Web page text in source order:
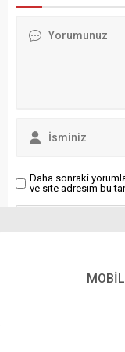
İstanbul’un 39
Müze...
Daha sonraki
ve site adresim bu